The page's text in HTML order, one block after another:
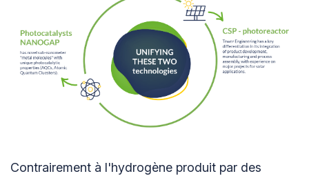
Contrairement à l'hydrogène produit par des